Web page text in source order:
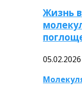
Жизнь
05.02.2026